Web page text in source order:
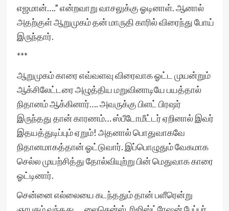
எஜமான்….” என்றவாறு வாசலுக்கு ஓடினாள். ஆனால்
அதற்குள் ஆறுமுகம் தன் மாருதி காரில் விரைந்து போய்
இருந்தார்.
***
ஆறுமுகம் காரை எவ்வளவு விரைவாக ஓட்ட முயன்றும்
ஆக்சிலேட்டரை அழுத்திய மறுவினாடியே பயத்தால்
நிதானம் ஆக்கினார்…. அவருக்கு பிளட் பிரஷர்
இருந்தது தான் காரணம்… ஸ்பீடோமீட்டர் ஏறினால் இவர்
இதயத்துடிப்பும் ஏறும்! அதனால் பொதுவாகவே
நிதானமாகத்தான் ஓட்டுவார். இப்பொழுதும் வேகமாக
செல்ல முயற்சித்து தோல்வியுற்று பின் மெதுவாக காரை
ஓட்டினார்.
சென்னை எல்லையை கடந்ததும் தான் பளீரென்று